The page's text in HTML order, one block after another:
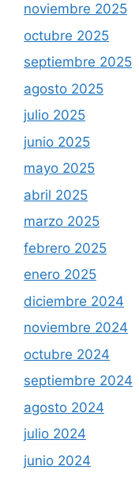
noviembre 2025
octubre 2025
septiembre 2025
agosto 2025
julio 2025
junio 2025
mayo 2025
abril 2025
marzo 2025
febrero 2025
enero 2025
diciembre 2024
noviembre 2024
octubre 2024
septiembre 2024
agosto 2024
julio 2024
junio 2024